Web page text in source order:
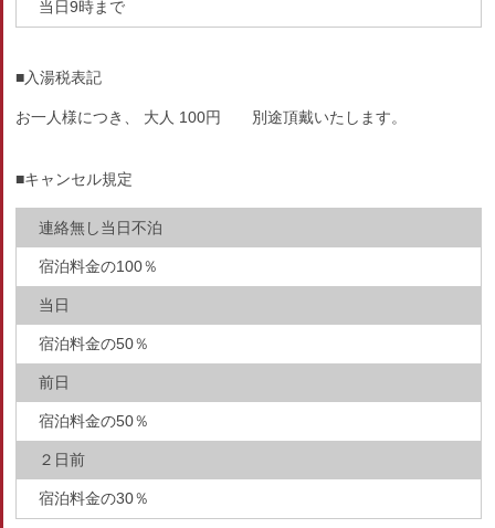
当日9時まで
■入湯税表記
お一人様につき、 大人 100円 別途頂戴いたします。
■キャンセル規定
連絡無し当日不泊
宿泊料金の100％
当日
宿泊料金の50％
前日
宿泊料金の50％
２日前
宿泊料金の30％